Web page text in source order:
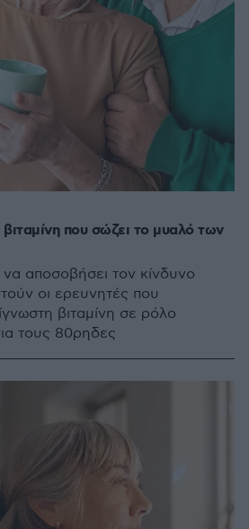
που σώζει το μυαλό των
να αποσοβήσει τον κίνδυνο
οι ερευνητές που
βιταμίνη σε ρόλο
τους 80ρηδες